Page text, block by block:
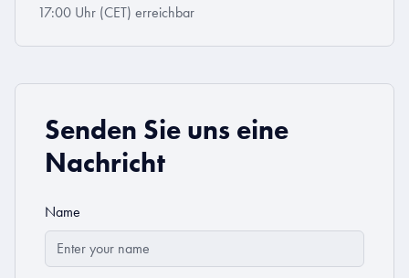
17:00 Uhr (CET) erreichbar
Senden Sie uns eine
Nachricht
Name